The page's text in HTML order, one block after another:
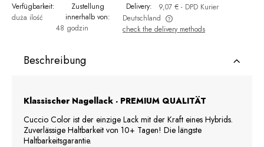
Verfügbarkeit:
duża ilość
Zustellung
innerhalb von:
48 godzin
Delivery: 9,07 € - DPD Kurier
Deutschland
The price does not include any possible payment costs
check the delivery methods
Beschreibung
Klassischer Nagellack - PREMIUM QUALITÄT
Cuccio Color ist der einzige Lack mit der Kraft eines Hybrids.
Zuverlässige Haltbarkeit von 10+ Tagen! Die längste
Haltbarkeitsgarantie.